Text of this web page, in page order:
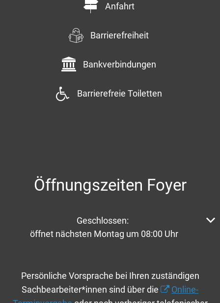
Anfahrt
Barrierefreiheit
Bankverbindungen
Barrierefreie Toiletten
Öffnungszeiten Foyer
Klicken, um weitere Öffnungs- oder Schließzeiten
Geschlossen:
öffnet nächsten Montag um 08:00 Uhr
Persönliche Vorsprache bei Ihren zuständigen
Sachbearbeiter*innen sind über die
Online-